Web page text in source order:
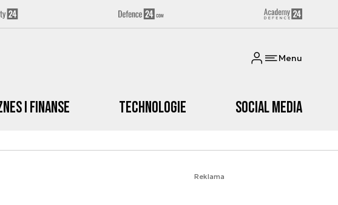
Menu
i Finanse Technologie Social media
Reklama